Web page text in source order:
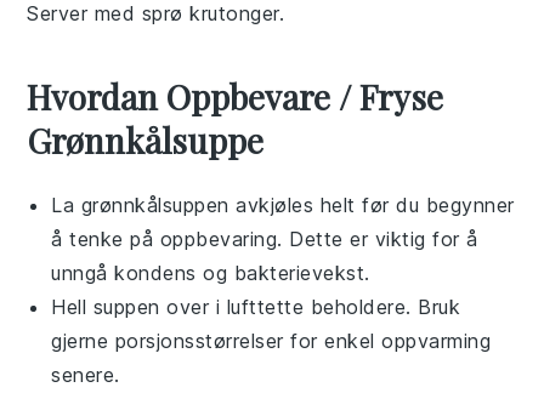
Server med sprø krutonger.
Hvordan Oppbevare / Fryse
Grønnkålsuppe
La grønnkålsuppen avkjøles helt før du begynner
å tenke på oppbevaring. Dette er viktig for å
unngå kondens og bakterievekst.
Hell suppen over i lufttette beholdere. Bruk
gjerne porsjonsstørrelser for enkel oppvarming
senere.